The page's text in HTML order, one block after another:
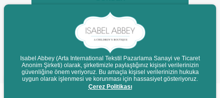
© 2022 isabelabbey.com - Tüm Hakları Saklıdır.
Destek
Isabel Abbey (Arta International Tekstil Pazarlama Sanayi ve Ticaret
Anonim Şirketi) olarak, şirketimizle paylaştığınız kişisel verilerinizin
güvenliğine önem veriyoruz. Bu amaçla kişisel verilerinizin hukuka
uygun olarak işlenmesi ve korunması için hassasiyet gösteriyoruz.
Çerez Politikası